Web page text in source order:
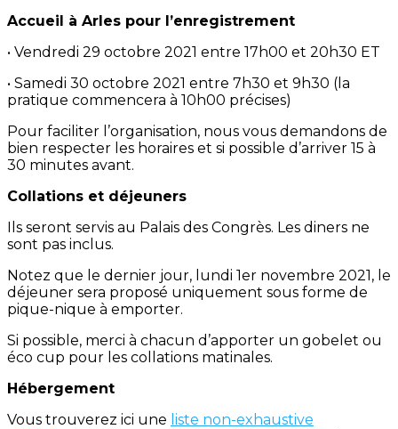
Accueil à Arles pour l’enregistrement
• Vendredi 29 octobre 2021 entre 17h00 et 20h30 ET
• Samedi 30 octobre 2021 entre 7h30 et 9h30 (la
pratique commencera à 10h00 précises)
Pour faciliter l’organisation, nous vous demandons de
bien respecter les horaires et si possible d’arriver 15 à
30 minutes avant.
Collations et déjeuners
Ils seront servis au Palais des Congrès. Les diners ne
sont pas inclus.
Notez que le dernier jour, lundi 1er novembre 2021, le
déjeuner sera proposé uniquement sous forme de
pique-nique à emporter.
Si possible, merci à chacun d’apporter un gobelet ou
éco cup pour les collations matinales.
Hébergement
Vous trouverez ici une liste non-exhaustive